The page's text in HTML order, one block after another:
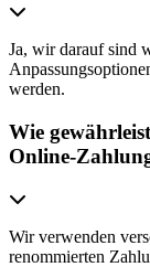
Ja, wir darauf sind
werden.
Wie
Online-
Wir verwenden
renommierten